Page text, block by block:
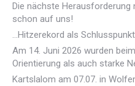
Die nächste
schon auf uns!
…Hitzerekord als
Am 14. Juni 2026 wurden
Orientierung als auch starke
Kartslalom am 07.07. in